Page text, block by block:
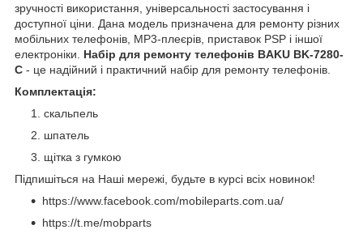
зручності використання, універсальності застосування і
доступної ціни. Дана модель призначена для ремонту різних
мобільних телефонів, MP3-плеєрів, приставок PSP і іншої
електроніки. Набір для ремонту телефонів BAKU BK-7280-
C - це надійний і практичний набір для ремонту телефонів.
Комплектація:
скальпель
шпатель
щітка з гумкою
Підпишіться на Наші мережі, будьте в курсі всіх новинок!
https://www.facebook.com/mobileparts.com.ua/
https://t.me/mobparts